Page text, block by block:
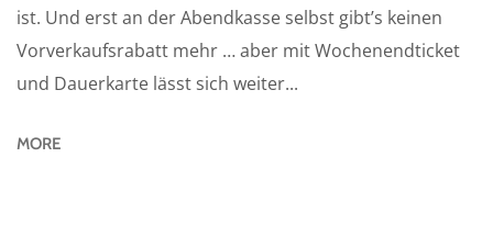
ist. Und erst an der Abendkasse selbst gibt’s keinen
Vorverkaufsrabatt mehr … aber mit Wochenendticket
und Dauerkarte lässt sich weiter...
MORE